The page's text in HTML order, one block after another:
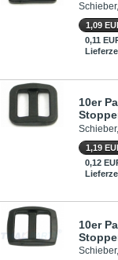
1,09
0,11
10er
1,19
0,12
10er